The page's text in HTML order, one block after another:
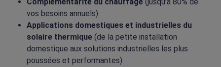
Complémentarité du chauffage(jusqu’à 80% de
vos besoins annuels)
Applications domestiques et industrielles du
solaire thermique(de la petite installation
domestique aux solutions industrielles les plus
poussées et performantes)